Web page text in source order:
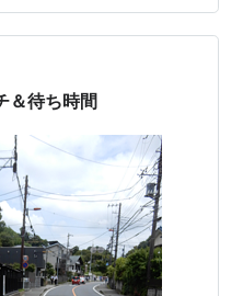
たい２、３箇所のお弁当
その他は、うどん屋さん
りが本当の大盛りです。
当。 チキン南蛮タルタル
＆待ち時間